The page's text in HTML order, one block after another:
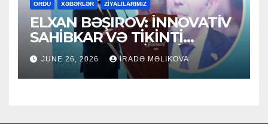
ORDU XƏBƏRLƏR ZİYALILARIMIZ
ELXAN BƏŞIROV: İNNOVATİV
SAHİBKAR VƏ TİKİNTİ
SEKTORUNUN LİDERİ
JUNE 26, 2026 İRADƏ MƏLIKOVA